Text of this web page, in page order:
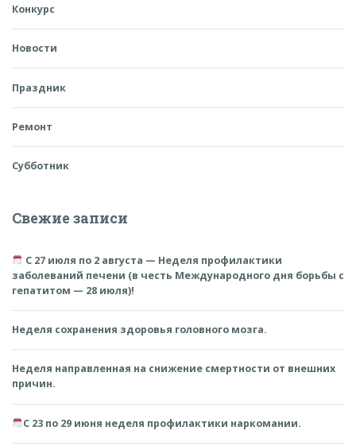
Конкурс
Новости
Праздник
Ремонт
Субботник
Свежие записи
С 27 июля по 2 августа — Неделя профилактики
заболеваний печени (в честь Международного дня борьбы с
гепатитом — 28 июля)!
Неделя сохранения здоровья головного мозга.
Неделя направленная на снижение смертности от внешних
причин.
С 23 по 29 июня неделя профилактики наркомании.